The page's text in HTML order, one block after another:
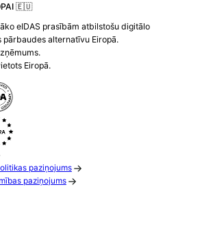
🇪🇺
eIDAS prasībām atbilstošu digitālo
pārbaudes alternatīvu Eiropā.
Eiropā.
paziņojums
paziņojums